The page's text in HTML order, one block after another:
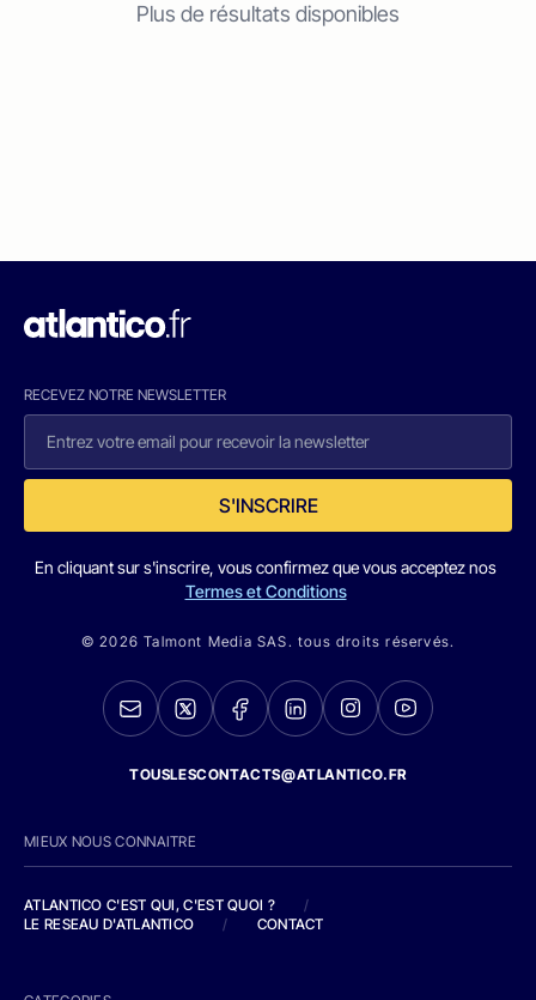
Plus de résultats disponibles
RECEVEZ NOTRE NEWSLETTER
S'INSCRIRE
En cliquant sur s'inscrire, vous confirmez que vous acceptez nos
Termes et Conditions
© 2026 Talmont Media SAS. tous droits réservés.
TOUSLESCONTACTS@ATLANTICO.FR
MIEUX NOUS CONNAITRE
ATLANTICO C'EST QUI, C'EST QUOI ?
/
LE RESEAU D'ATLANTICO
/ CONTACT